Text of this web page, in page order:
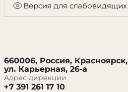
Версия для слабовидящих
660006, Россия, Красноярск,
ул. Карьерная, 26-а
Адрес дирекции
+7 391 261 17 10